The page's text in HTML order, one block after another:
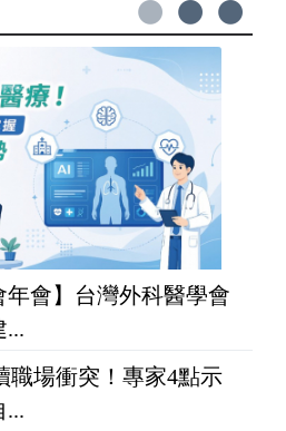
年會】台灣外科醫學會
...
職場衝突！專家4點示